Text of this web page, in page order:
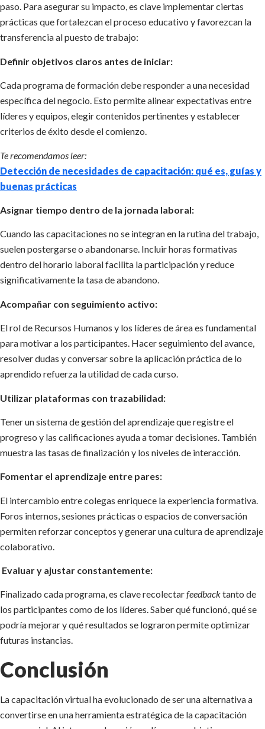
paso. Para asegurar su impacto, es clave implementar ciertas
prácticas que fortalezcan el proceso educativo y favorezcan la
transferencia al puesto de trabajo:
Definir objetivos claros antes de iniciar:
Cada programa de formación debe responder a una necesidad
específica del negocio. Esto permite alinear expectativas entre
líderes y equipos, elegir contenidos pertinentes y establecer
criterios de éxito desde el comienzo.
Te recomendamos leer:
Detección de necesidades de capacitación: qué es, guías y
buenas prácticas
Asignar tiempo dentro de la jornada laboral:
Cuando las capacitaciones no se integran en la rutina del trabajo,
suelen postergarse o abandonarse. Incluir horas formativas
dentro del horario laboral facilita la participación y reduce
significativamente la tasa de abandono.
Acompañar con seguimiento activo:
El rol de Recursos Humanos y los líderes de área es fundamental
para motivar a los participantes. Hacer seguimiento del avance,
resolver dudas y conversar sobre la aplicación práctica de lo
aprendido refuerza la utilidad de cada curso.
Utilizar plataformas con trazabilidad:
Tener un sistema de gestión del aprendizaje que registre el
progreso y las calificaciones ayuda a tomar decisiones. También
muestra las tasas de finalización y los niveles de interacción.
Fomentar el aprendizaje entre pares:
El intercambio entre colegas enriquece la experiencia formativa.
Foros internos, sesiones prácticas o espacios de conversación
permiten reforzar conceptos y generar una cultura de aprendizaje
colaborativo.
Evaluar y ajustar constantemente:
Finalizado cada programa, es clave recolectarfeedbacktanto de
los participantes como de los líderes. Saber qué funcionó, qué se
podría mejorar y qué resultados se lograron permite optimizar
futuras instancias.
Conclusión
La capacitación virtual ha evolucionado de ser una alternativa a
convertirse en una herramienta estratégica de la capacitación